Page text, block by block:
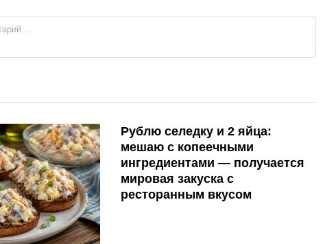
Рублю селедку и 2 яйца:
мешаю с копеечными
ингредиентами — получается
мировая закуска с
ресторанным вкусом